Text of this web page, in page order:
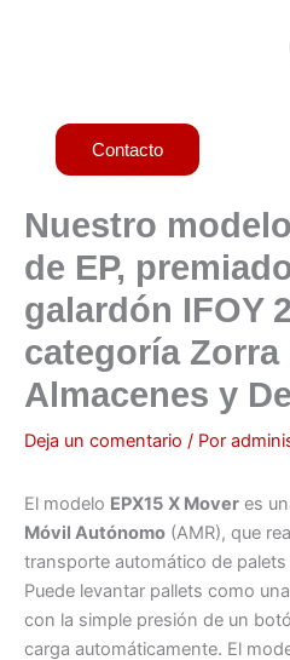
Contacto
Nuestro
de EP,
galardón IFOY
categoría
Almacenes y
Deja un comentario / Por
El modelo EPX15 X Mover es
Móvil Autónomo (AMR), que
transporte automático de
Puede levantar pallets como
con la simple presión de un
carga automáticamente. El